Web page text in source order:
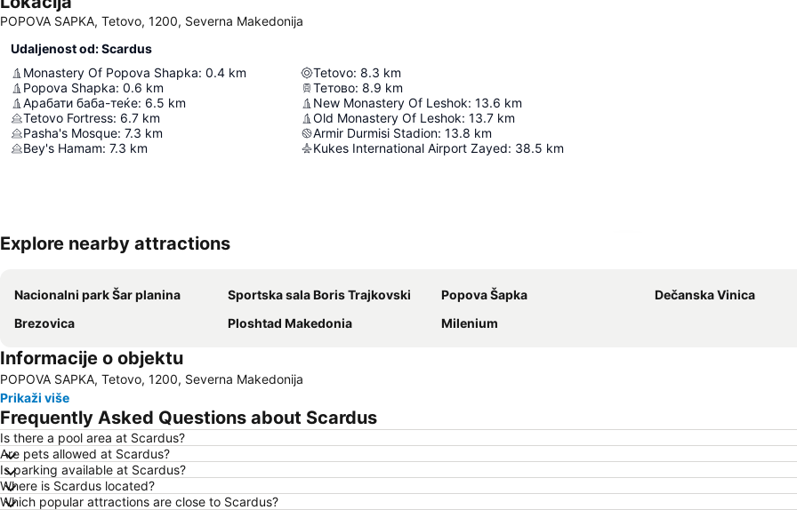
POPOVA SAPKA, Tetovo, 1200, Severna Makedonija
Udaljenost od: Scardus
Monastery Of Popova Shapka: 0.4 km
Popova Shapka: 0.6 km
Арабати баба-теќе: 6.5 km
Tetovo Fortress: 6.7 km
Pasha's Mosque: 7.3 km
Bey's Hamam: 7.3 km
Tetovo: 8.3 km
Тетово: 8.9 km
New Monastery Of Leshok: 13.6 km
Old Monastery Of Leshok: 13.7 km
Armir Durmisi Stadion: 13.8 km
Kukes International Airport Zayed: 38.5 km
Explore nearby attractions
Nacionalni park Šar planina Sportska sala Boris Trajkovski Popova Šapka
Dečanska Vinica
Brezovica
Ploshtad Makedonia Milenium
Informacije o objektu
POPOVA SAPKA, Tetovo, 1200, Severna Makedonija
Prikaži više
Frequently Asked Questions about Scardus
Is there a pool area at Scardus?
Are pets allowed at Scardus?
Is parking available at Scardus?
Where is Scardus located?
Which popular attractions are close to Scardus?